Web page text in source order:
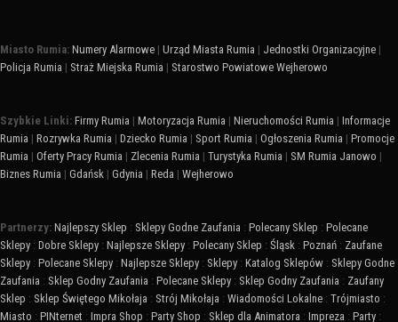
Miasto Rumia: Numery Alarmowe | Urząd Miasta Rumia | Jednostki Organizacyjne |
Policja Rumia | Straż Miejska Rumia | Starostwo Powiatowe Wejherowo
Szybkie Linki: Firmy Rumia | Motoryzacja Rumia | Nieruchomości Rumia | Informacje
Rumia | Rozrywka Rumia | Dziecko Rumia | Sport Rumia | Ogłoszenia Rumia | Promocje
Rumia | Oferty Pracy Rumia | Zlecenia Rumia | Turystyka Rumia | SM Rumia Janowo |
Biznes Rumia | Gdańsk | Gdynia | Reda | Wejherowo
Partnerzy: Najlepszy Sklep : Sklepy Godne Zaufania : Polecany Sklep : Polecane
Sklepy : Dobre Sklepy : Najlepsze Sklepy : Polecany Sklep : Śląsk : Poznań : Zaufane
Sklepy : Polecane Sklepy : Najlepsze Sklepy : Sklepy : Katalog Sklepów : Sklepy Godne
Zaufania : Sklep Godny Zaufania : Polecane Sklepy : Sklep Godny Zaufania : Zaufany
Sklep : Sklep Świętego Mikołaja : Strój Mikołaja : Wiadomości Lokalne : Trójmiasto :
Miasto : PINternet : Impra Shop : Party Shop : Sklep dla Animatora : Impreza : Party :